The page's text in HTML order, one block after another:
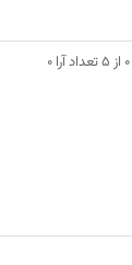
0 از 5تعداد آرا 0